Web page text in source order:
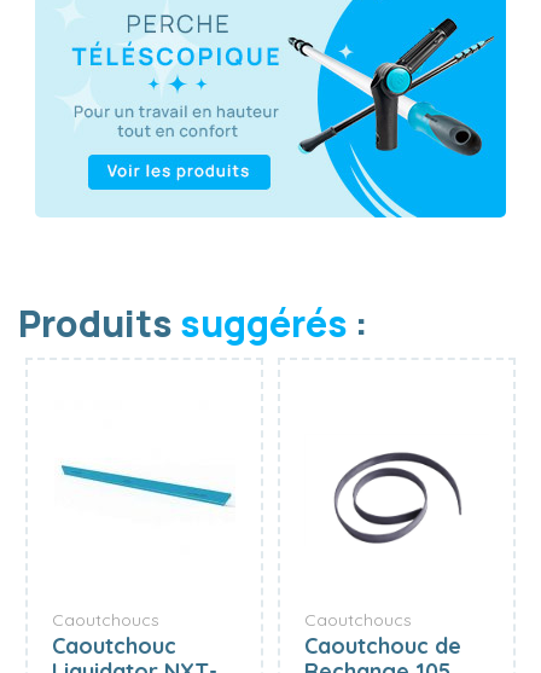
Produitssuggérés :
Caoutchoucs
Caoutchouc
Caoutchoucs
Caoutchouc de